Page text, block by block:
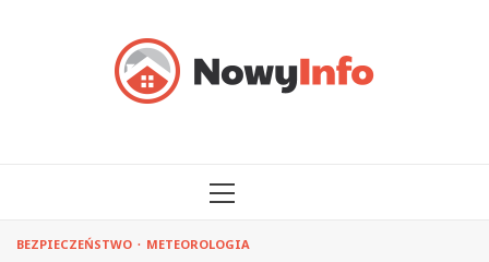
MENU
BEZPIECZEŃSTWO METEOROLOGIA